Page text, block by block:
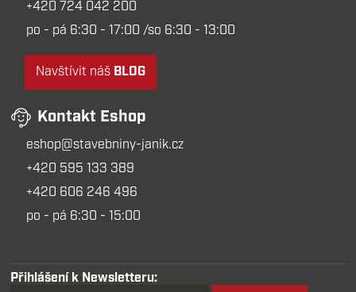
+420 724 042 200
po - pá 6:30 - 17:00 /so 6:30 - 13:00
Navštívit náš BLOG
Kontakt Eshop
eshop@stavebniny-janik.cz
+420 595 133 389
+420 606 246 496
po - pá 6:30 - 15:00
Přihlášení k Newsletteru: